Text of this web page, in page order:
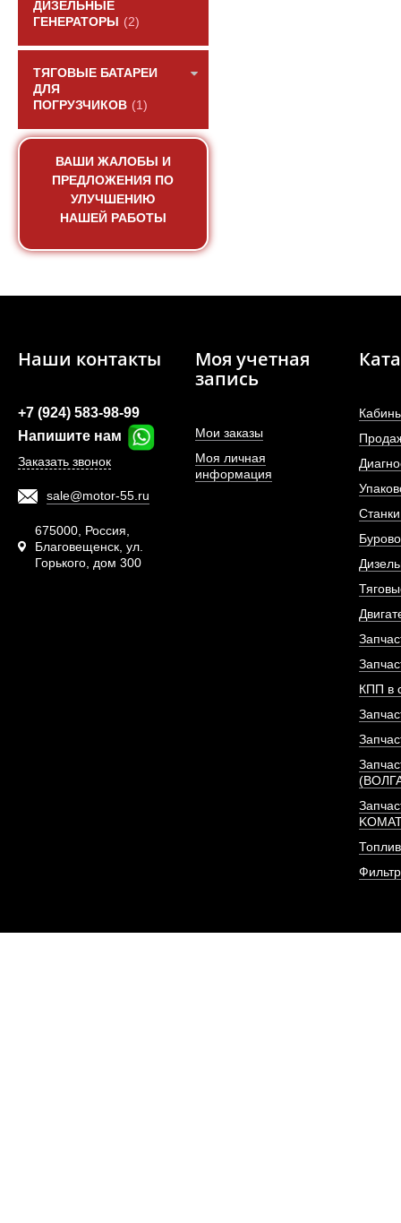
ДИЗЕЛЬНЫЕ
ГЕНЕРАТОРЫ
(2)
ТЯГОВЫЕ БАТАРЕИ
ДЛЯ
ПОГРУЗЧИКОВ (1)
ВАШИ ЖАЛОБЫ И
ПРЕДЛОЖЕНИЯ ПО
УЛУЧШЕНИЮ
НАШЕЙ РАБОТЫ
Термостат
АРТИКУЛ:
ПОД
Наши контакты
+7 (924) 583-98-99
Напишите нам
Заказать звонок
sale@motor-55.ru
675000, Россия,
Благовещенск, ул.
Горького, дом 300
Моя учетная
запись
Мои заказы
Моя личная
информация
КПП в